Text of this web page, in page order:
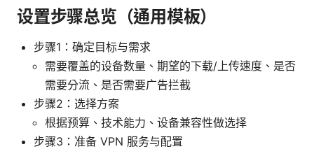
设置步骤总览（通用模板）
步骤1：确定目标与需求
需要覆盖的设备数量、期望的下载/上传速度、是否
需要分流、是否需要广告拦截
步骤2：选择方案
根据预算、技术能力、设备兼容性做选择
步骤3：准备 VPN 服务与配置